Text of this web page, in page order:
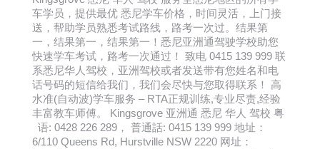
车学员，提供最优 悉尼学车价格，时间灵活，上门接
送，帮助学员熟悉考试路线，路考一次过。结果第
一，结果第一，结果第一！悉尼亚洲通驾驶学校助您
快速学车考试，路考一次通过！ 致电 0415 139 999 联
系悉尼华人驾校，亚洲驾校或者发送带有您姓名和电
话号码的短信给我们，我们会尽快与您取得联系！ 高
水准(自动波)学车服务 – RTA正规训练,专业尽责,经验
丰富教车师傅。 Kingsgrove 亚洲通 悉尼 华人 驾校 粤
语: 0428 226 289， 普通話: 0415 139 999 地址：
6/110 Queens Rd, Hurstville NSW 2220 网址：